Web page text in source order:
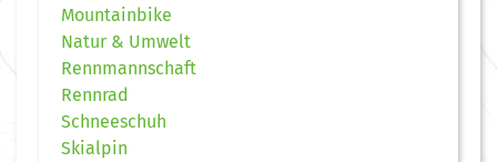
Mountainbike
Natur & Umwelt
Rennmannschaft
Rennrad
Schneeschuh
Skialpin